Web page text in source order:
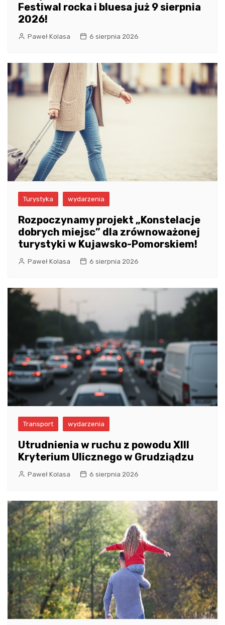
Festiwal rocka i bluesa już 9 sierpnia
2026!
Paweł Kolasa 6 sierpnia 2026
Turystyka wydarzenia
Rozpoczynamy projekt „Konstelacje
dobrych miejsc” dla zrównoważonej
turystyki w Kujawsko-Pomorskiem!
Paweł Kolasa 6 sierpnia 2026
Transport wydarzenia
Utrudnienia w ruchu z powodu XIII
Kryterium Ulicznego w Grudziądzu
Paweł Kolasa 6 sierpnia 2026